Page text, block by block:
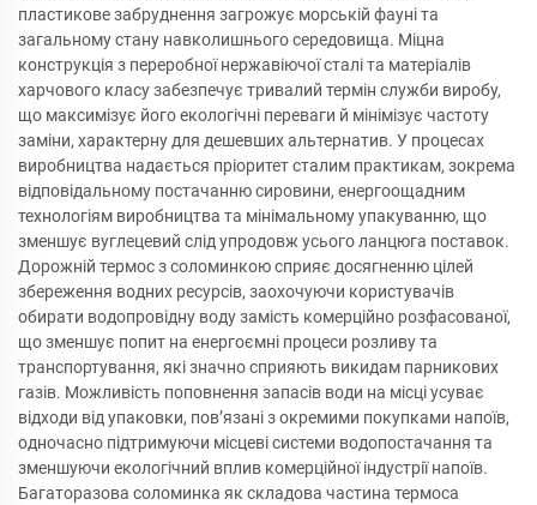
пластикове забруднення загрожує морській фауні та
загальному стану навколишнього середовища. Міцна
конструкція з переробної нержавіючої сталі та матеріалів
харчового класу забезпечує тривалий термін служби виробу,
що максимізує його екологічні переваги й мінімізує частоту
заміни, характерну для дешевших альтернатив. У процесах
виробництва надається пріоритет сталим практикам, зокрема
відповідальному постачанню сировини, енергоощадним
технологіям виробництва та мінімальному упакуванню, що
зменшує вуглецевий слід упродовж усього ланцюга поставок.
Дорожній термос з соломинкою сприяє досягненню цілей
збереження водних ресурсів, заохочуючи користувачів
обирати водопровідну воду замість комерційно розфасованої,
що зменшує попит на енергоємні процеси розливу та
транспортування, які значно сприяють викидам парникових
газів. Можливість поповнення запасів води на місці усуває
відходи від упаковки, пов’язані з окремими покупками напоїв,
одночасно підтримуючи місцеві системи водопостачання та
зменшуючи екологічний вплив комерційної індустрії напоїв.
Багаторазова соломинка як складова частина термоса